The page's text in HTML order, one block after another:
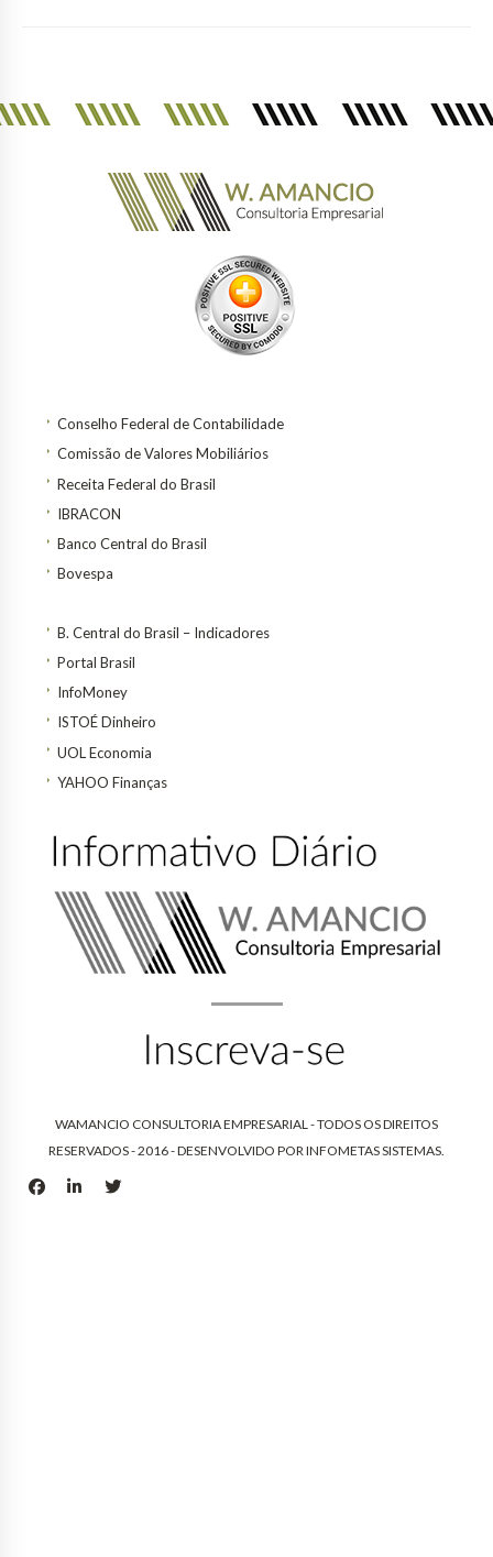
Conselho Federal de Contabilidade
Comissão de Valores Mobiliários
Receita Federal do Brasil
IBRACON
Banco Central do Brasil
Bovespa
B. Central do Brasil – Indicadores
Portal Brasil
InfoMoney
ISTOÉ Dinheiro
UOL Economia
YAHOO Finanças
WAMANCIO CONSULTORIA EMPRESARIAL - TODOS OS DIREITOS
RESERVADOS - 2016 - DESENVOLVIDO PORINFOMETAS SISTEMAS.